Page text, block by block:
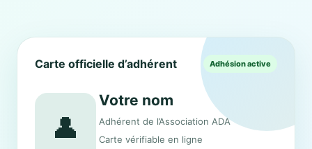
Carte officielle d’adhérent Adhésion active
👤
Votre nom
Adhérent de l’Association ADA
Carte vérifiable en ligne